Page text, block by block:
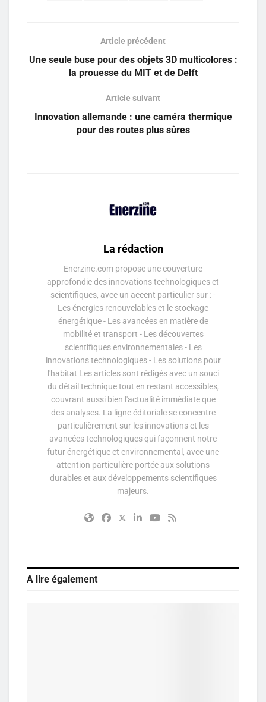
Article précédent
Une seule buse pour des objets 3D multicolores :
la prouesse du MIT et de Delft
Article suivant
Innovation allemande : une caméra thermique
pour des routes plus sûres
La rédaction
Enerzine.com propose une couverture
approfondie des innovations technologiques et
scientifiques, avec un accent particulier sur : -
Les énergies renouvelables et le stockage
énergétique - Les avancées en matière de
mobilité et transport - Les découvertes
scientifiques environnementales - Les
innovations technologiques - Les solutions pour
l'habitat Les articles sont rédigés avec un souci
du détail technique tout en restant accessibles,
couvrant aussi bien l'actualité immédiate que
des analyses. La ligne éditoriale se concentre
particulièrement sur les innovations et les
avancées technologiques qui façonnent notre
futur énergétique et environnemental, avec une
attention particulière portée aux solutions
durables et aux développements scientifiques
majeurs.
A lire également